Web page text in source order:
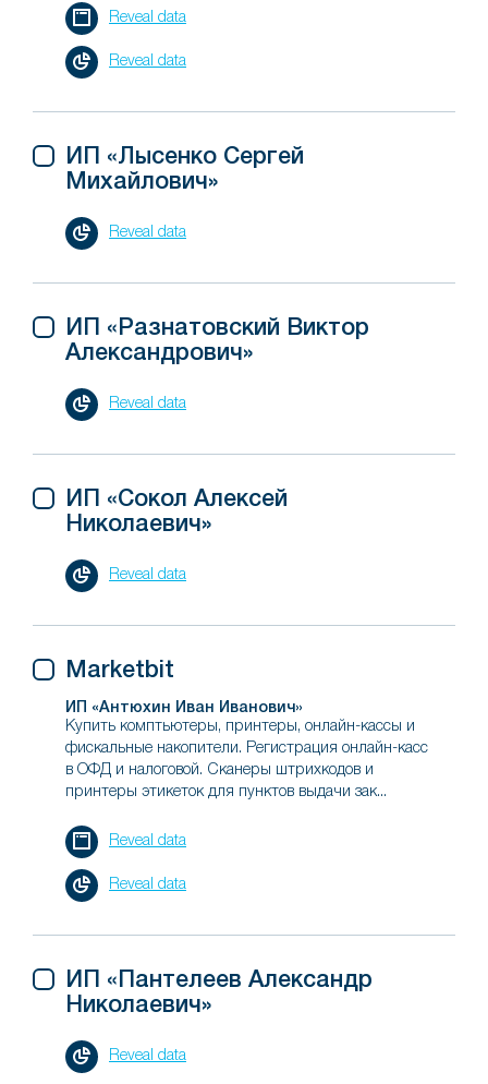
Reveal data
Reveal data
ИП «Лысенко Сергей
Михайлович»
Reveal data
ИП «Разнатовский Виктор
Александрович»
Reveal data
ИП «Сокол Алексей
Николаевич»
Reveal data
Marketbit
ИП «Антюхин Иван Иванович»
Купить комптьютеры, принтеры, онлайн-кассы и
фискальные накопители. Регистрация онлайн-касс
в ОФД и налоговой. Сканеры штрихкодов и
принтеры этикеток для пунктов выдачи зак...
Reveal data
Reveal data
ИП «Пантелеев Александр
Николаевич»
Reveal data